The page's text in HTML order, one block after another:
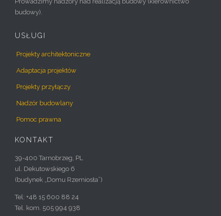
budowy).
USŁUGI
Projekty architektoniczne
Adaptacja projektów
Projekty przyłączy
Nadzór budowlany
Pomoc prawna
KONTAKT
39-400 Tarnobrzeg, PL
ul. Dekutowskiego 6
(budynek „Domu Rzemiosła”)
Tel: +48 15 600 88 24
Tel. kom. 505 994 938